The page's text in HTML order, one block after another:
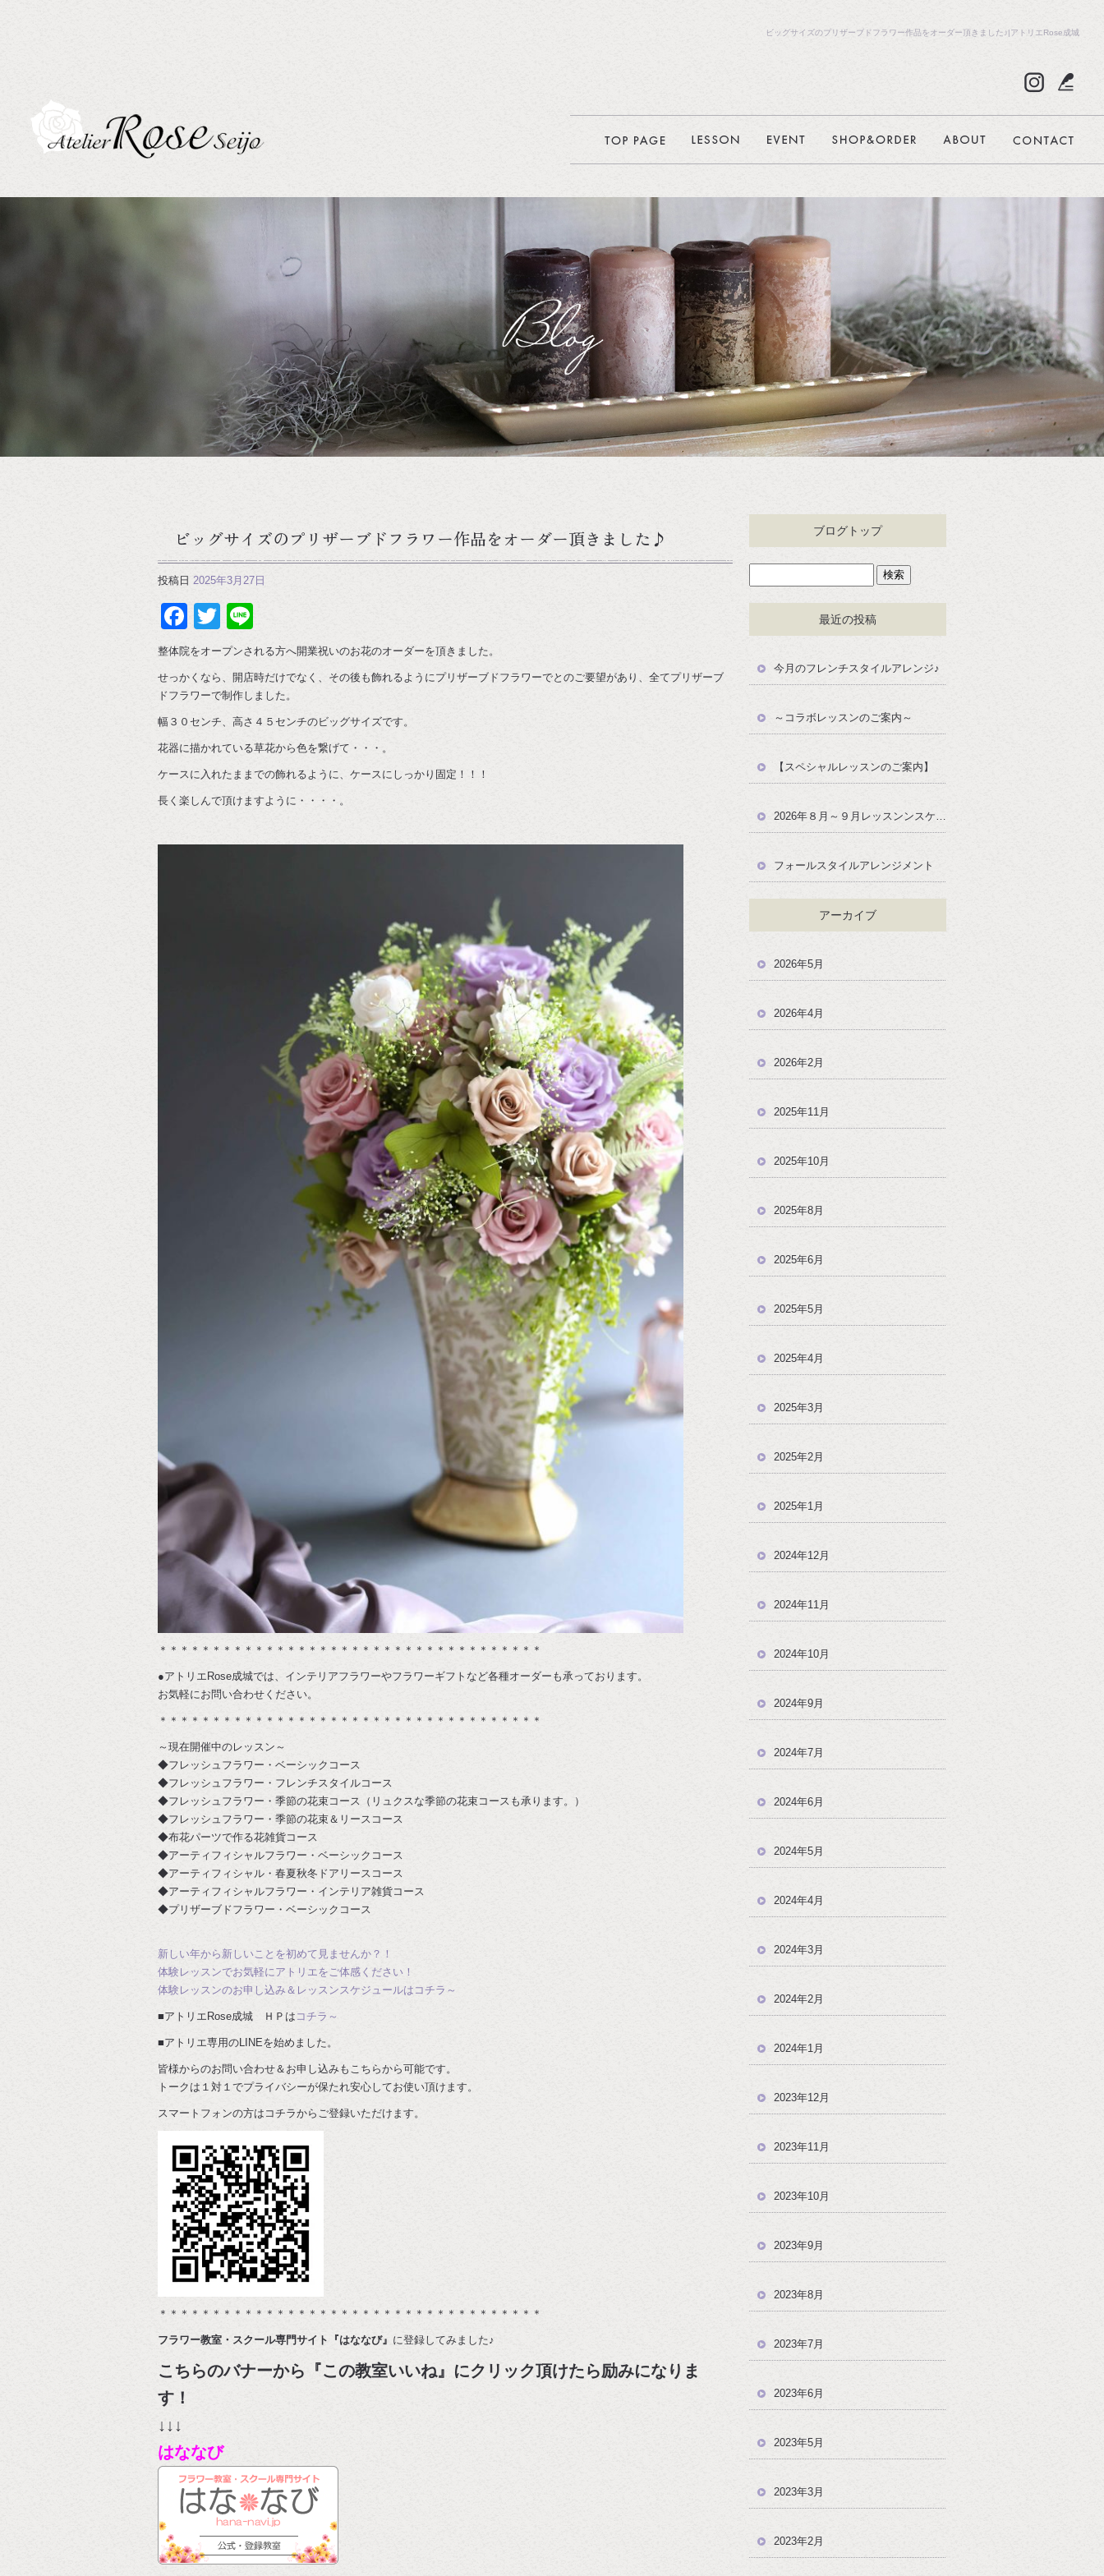
ビッグサイズのプリザーブドフラワー作品をオーダー頂きました♪|アトリエRose成城
ビッグサイズのプリザーブドフラワー作品をオーダー頂きました♪
投稿日 2025年3月27日
Facebook
Twitter
整体院をオープンされる方へ開業祝いのお花のオーダーを頂きました。
せっかくなら、開店時だけでなく、その後も飾れるようにプリザーブドフラワーでとのご要望があり、全てプリザーブ
ドフラワーで制作しました。
幅３０センチ、高さ４５センチのビッグサイズです。
花器に描かれている草花から色を繋げて・・・。
ケースに入れたままでの飾れるように、ケースにしっかり固定！！！
長く楽しんで頂けますように・・・・。
＊＊＊＊＊＊＊＊＊＊＊＊＊＊＊＊＊＊＊＊＊＊＊＊＊＊＊＊＊＊＊＊＊＊＊＊
●アトリエRose成城では、インテリアフラワーやフラワーギフトなど各種オーダーも承っております。
お気軽にお問い合わせください。
＊＊＊＊＊＊＊＊＊＊＊＊＊＊＊＊＊＊＊＊＊＊＊＊＊＊＊＊＊＊＊＊＊＊＊＊
～現在開催中のレッスン～
◆フレッシュフラワー・ベーシックコース
◆フレッシュフラワー・フレンチスタイルコース
◆フレッシュフラワー・季節の花束コース（リュクスな季節の花束コースも承ります。）
◆フレッシュフラワー・季節の花束＆リースコース
◆布花パーツで作る花雑貨コース
◆アーティフィシャルフラワー・ベーシックコース
◆アーティフィシャル・春夏秋冬ドアリースコース
◆アーティフィシャルフラワー・インテリア雑貨コース
◆プリザーブドフラワー・ベーシックコース
新しい年から新しいことを初めて見ませんか？！
体験レッスンでお気軽にアトリエをご体感ください！
体験レッスンのお申し込み＆レッスンスケジュールはコチラ～
■アトリエRose成城 ＨＰは コチラ～
■アトリエ専用のLINEを始めました。
皆様からのお問い合わせ＆お申し込みもこちらから可能です。
トークは１対１でプライバシーが保たれ安心してお使い頂けます。
スマートフォンの方はコチラからご登録いただけます。
＊＊＊＊＊＊＊＊＊＊＊＊＊＊＊＊＊＊＊＊＊＊＊＊＊＊＊＊＊＊＊＊＊＊＊＊
フラワー教室・スクール専門サイト『はななび』 に登録してみました♪
こちらのバナーから『この教室いいね』にクリック頂けたら励みになりま
す！
↓↓↓
はななび
ブログトップ
最近の投稿
今月のフレンチスタイルアレンジ♪
～コラボレッスンのご案内～
【スペシャルレッスンのご案内】
フォールスタイルアレンジメント
アーカイブ
2026年5月
2026年4月
2026年2月
2025年11月
2025年10月
2025年8月
2025年6月
2025年5月
2025年4月
2025年3月
2025年2月
2025年1月
2024年12月
2024年11月
2024年10月
2024年9月
2024年7月
2024年6月
2024年5月
2024年4月
2024年3月
2024年2月
2024年1月
2023年12月
2023年11月
2023年10月
2023年9月
2023年8月
2023年7月
2023年6月
2023年5月
2023年3月
2023年2月